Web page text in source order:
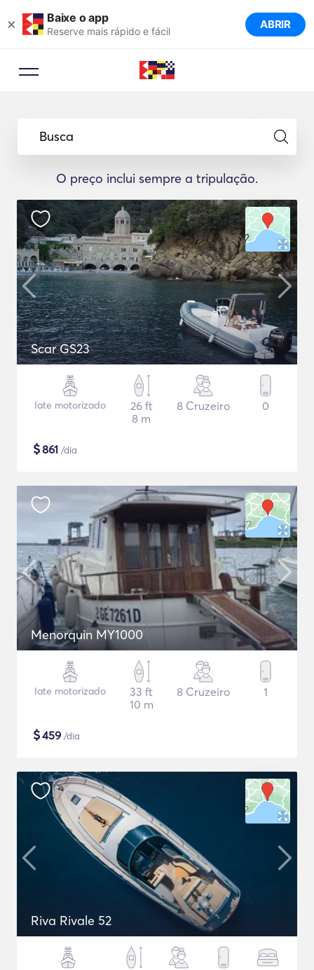
× Baixe o app
Reserve mais rápido e fácil ABRIR
Busca
O preço inclui sempre a tripulação.
Scar GS23
Iate motorizado
26 ft
8 m
8 Cruzeiro 0
$861 /dia
Menorquin MY1000
Iate motorizado
33 ft
10 m
8 Cruzeiro 1
$459 /dia
Riva Rivale 52